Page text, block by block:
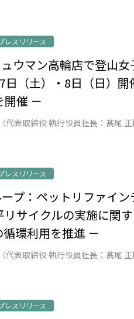
レスリリース
ウマン高輪店で登山
日（土）・8日（日）
催 －
レスリリース
プ：ペットリファイ
リサイクルの実施に関
環利用を推進 －
レスリリース